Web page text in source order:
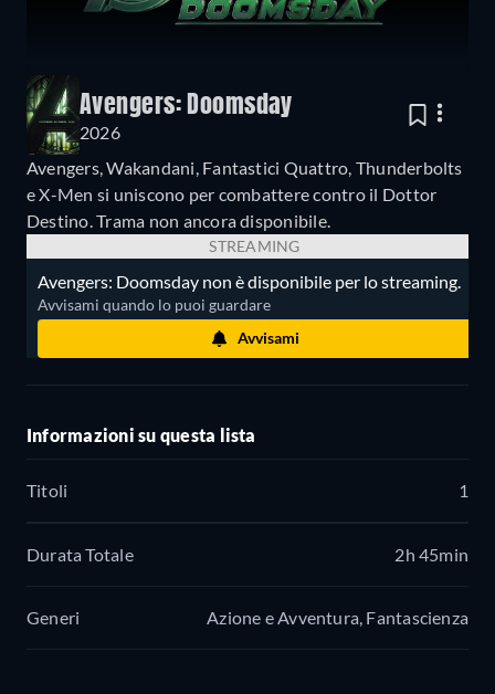
Avengers: Doomsday
2026
Avengers, Wakandani, Fantastici Quattro, Thunderbolts
e X-Men si uniscono per combattere contro il Dottor
Destino. Trama non ancora disponibile.
STREAMING
Avengers: Doomsday non è disponibile per lo streaming.
Avvisami quando lo puoi guardare
Avvisami
Informazioni su questa lista
Titoli 1
Durata Totale 2h 45min
Generi Azione e Avventura, Fantascienza